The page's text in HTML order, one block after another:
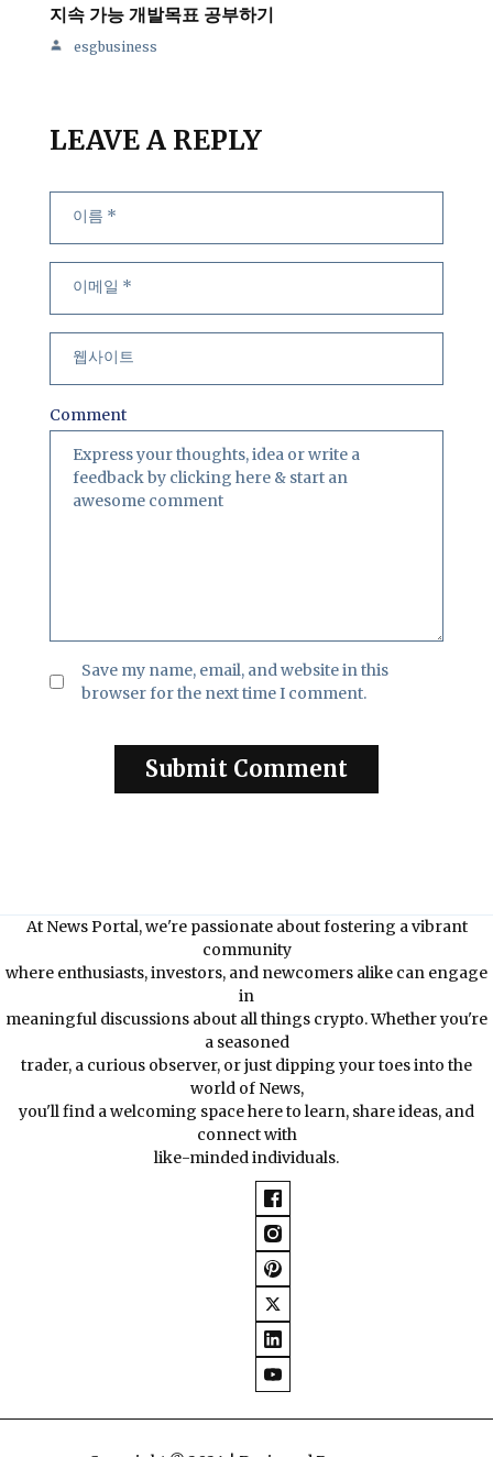
지속 가능 개발목표 공부하기
esgbusiness
LEAVE A REPLY
Comment
Save my name, email, and website in this
browser for the next time I comment.
At News Portal, we're passionate about fostering a vibrant
community
where enthusiasts, investors, and newcomers alike can engage
in
meaningful discussions about all things crypto. Whether you're
a seasoned
trader, a curious observer, or just dipping your toes into the
world of News,
you'll find a welcoming space here to learn, share ideas, and
connect with
like-minded individuals.